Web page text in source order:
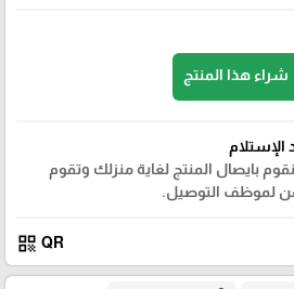
شراء هذا المنتج
الإستلام
بايصال المنتج لغاية منزلك وتقوم
لموظف التوصيل.
QR
qr_code